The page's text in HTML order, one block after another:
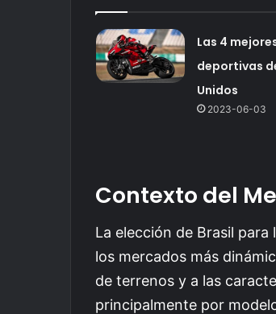
Las 4
deportivas
Unidos
2023-06-03
Contexto del
La elección de Brasil
los mercados más
de terrenos y a las
principalmente por